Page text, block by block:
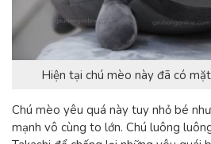
Hiện tại chú mèo này đã có
Chú mèo yêu quá này tuy nhỏ bé
mạnh vô cùng to lớn. Chú luông